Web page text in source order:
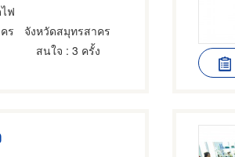
ฟ
ร
จังหวัดสมุทรสาคร
สนใจ : 3 ครั้ง